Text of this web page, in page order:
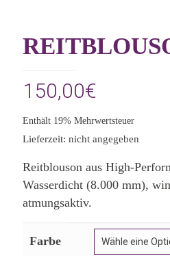
150,00€
Enthält 19% Mehrwertsteuer
Lieferzeit: nicht angegeben
Reitblouson aus High-
Wasserdicht (8.000 mm),
atmungsaktiv.
Farbe